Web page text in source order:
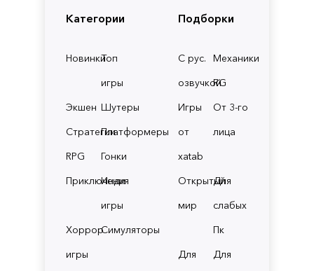
Категории
НовинкиТоп
игры
Экшен Шутеры
СтратегииПлатформеры
RPG
Гонки
Приключения
Инди
игры
Хоррор
игры
Симуляторы
Подборки
С рус.
озвучкой
Механики
RG
Игры
от
xatab
От 3-го
лица
Открытый
мир
Для
слабых
Пк
Для
Для